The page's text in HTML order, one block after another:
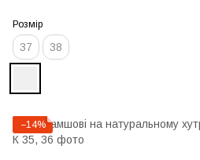
Розмір
37 38
−14%